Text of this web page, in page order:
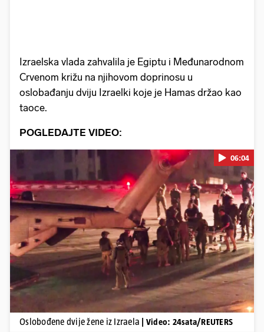
Izraelska vlada zahvalila je Egiptu i Međunarodnom
Crvenom križu na njihovom doprinosu u
oslobađanju dviju Izraelki koje je Hamas držao kao
taoce.
POGLEDAJTE VIDEO:
Pokretanje videa...
06:04
Oslobođene dvije žene iz Izraela | Video: 24sata/REUTERS